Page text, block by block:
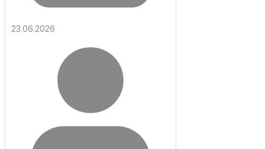
23.06.2026